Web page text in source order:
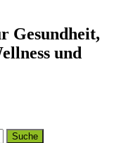
Gesundheit,
und